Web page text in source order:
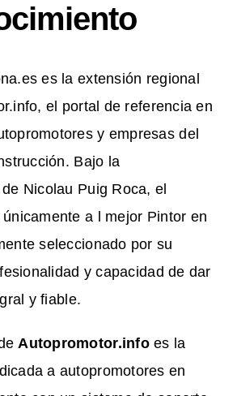
es la extensión regional
el portal de referencia en
y empresas del
Bajo la
Nicolau Puig Roca, el
a l mejor Pintor en
seleccionado por su
y capacidad de dar
y fiable.
Autopromotor.infoes la
a autopromotores en